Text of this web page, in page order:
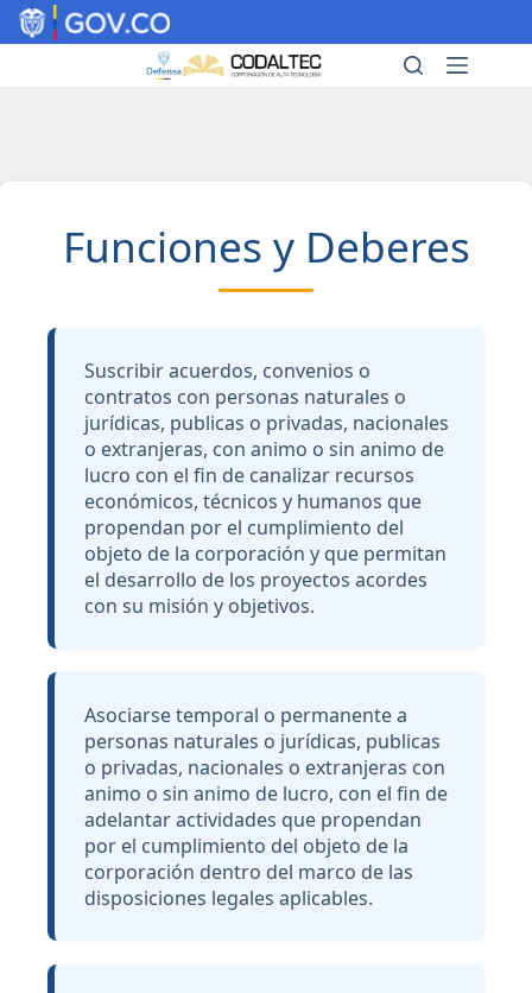
Saltar
al
Funciones y Deberes
Suscribir acuerdos, convenios o
contratos con personas naturales o
jurídicas, publicas o privadas, nacionales
o extranjeras, con animo o sin animo de
lucro con el fin de canalizar recursos
económicos, técnicos y humanos que
propendan por el cumplimiento del
objeto de la corporación y que permitan
el desarrollo de los proyectos acordes
con su misión y objetivos.
Asociarse temporal o permanente a
personas naturales o jurídicas, publicas
o privadas, nacionales o extranjeras con
animo o sin animo de lucro, con el fin de
adelantar actividades que propendan
por el cumplimiento del objeto de la
corporación dentro del marco de las
disposiciones legales aplicables.